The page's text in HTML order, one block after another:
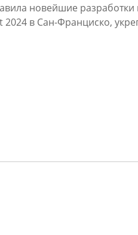
новейшие
2024 в Сан-Франциско,